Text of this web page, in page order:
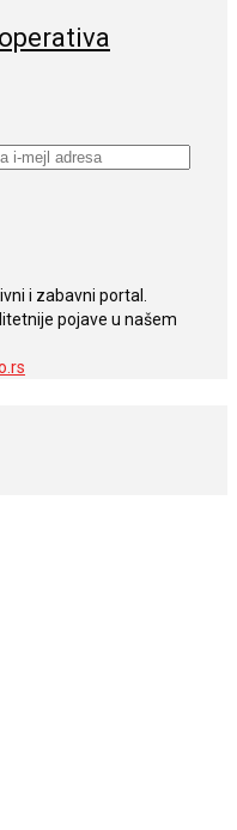
i zabavni portal.
pojave u našem